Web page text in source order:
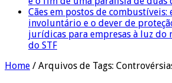
Cães em postos de
involuntário e o dever de
jurídicas para empresas à luz do
do STF
Home / Arquivos de Tags: